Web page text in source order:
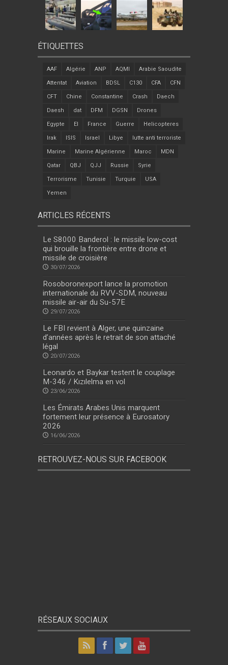
ÉTIQUETTES
AAF Algérie ANP AQMI Arabie Saoudite
Attentat Aviation BDSL C130 CFA CFN
CFT Chine Constantine Crash Daech
Daesh dat DFM DGSN Drones
Egypte EI France Guerre Helicopteres
Irak ISIS Israel Libye lutte anti terroriste
Marine Marine Algérienne Maroc MDN
Qatar QBJ QJJ Russie Syrie
Terrorisme Tunisie Turquie USA
Yemen
ARTICLES RÉCENTS
Le S8000 Banderol : le missile low-cost
qui brouille la frontière entre drone et
missile de croisière
30/07/2026
Rosoboronexport lance la promotion
internationale du RVV-SDM, nouveau
missile air-air du Su-57E
29/07/2026
Le FBI revient à Alger, une quinzaine
d’années après le retrait de son attaché
légal
20/07/2026
Leonardo et Baykar testent le couplage
M-346 / Kızılelma en vol
23/06/2026
Les Émirats Arabes Unis marquent
fortement leur présence à Eurosatory
2026
16/06/2026
RETROUVEZ-NOUS SUR FACEBOOK
RÉSEAUX SOCIAUX